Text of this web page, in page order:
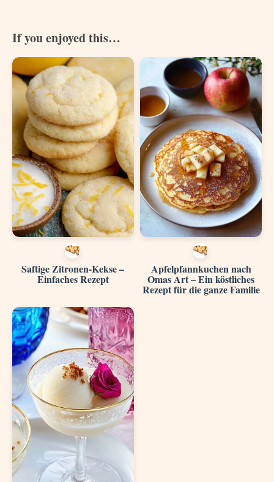
If you enjoyed this…
Saftige Zitronen-Kekse –
Einfaches Rezept
Apfelpfannkuchen nach
Omas Art – Ein köstliches
Rezept für die ganze Familie